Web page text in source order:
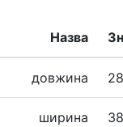
Назва
довжина
ширина